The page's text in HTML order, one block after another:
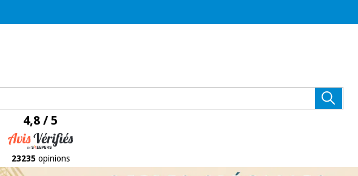
4,8 / 5
23235 opinions